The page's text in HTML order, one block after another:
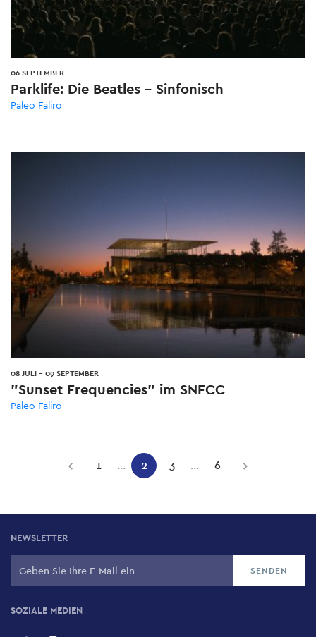
06 SEPTEMBER
Parklife: Die Beatles – Sinfonisch
Paleo Faliro
08 JULI - 09 SEPTEMBER
"Sunset Frequencies" im SNFCC
Paleo Faliro
PreviousSeite
1 …
Aktuelle
2
Seite
3 …
Seite
6
Next
NEWSLETTER
SOZIALE MEDIEN